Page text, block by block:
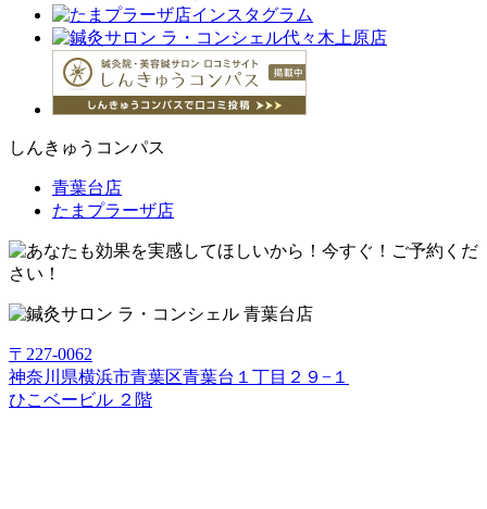
しんきゅうコンパス
青葉台店
たまプラーザ店
〒227-0062
神奈川県横浜市青葉区青葉台１丁目２９−１
ひこベービル ２階